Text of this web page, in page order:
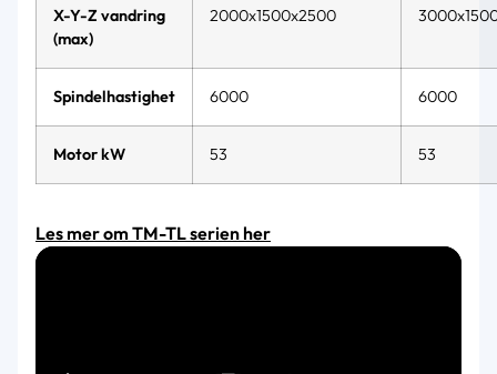
X-Y-Z vandring
(max)
2000x1500x2500
Spindelhastighet 6000 6000
Motor kW 53 53
Les mer om TM-TL serien her